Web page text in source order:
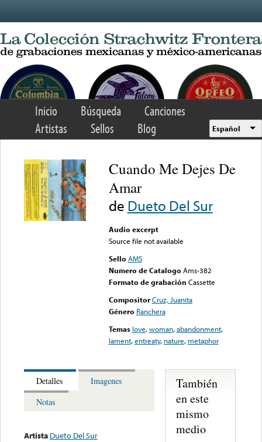
Inicio Búsqueda
Canciones
Artistas
Sellos Blog Español
Cuando Me Dejes De
Amar
de Dueto Del Sur
Audio excerpt
Source file not available
Sello AMS
Numero de Catalogo Ams-382
Formato de grabación Cassette
Compositor Cruz, Juanita
Género Ranchera
Temas love,woman,abandonment,
lament,entreaty, nature, metaphor
Detalles
Imagenes
Notas
Artista Dueto Del Sur
También
en este
mismo
medio